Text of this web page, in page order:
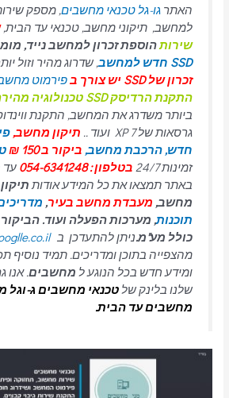
האתרגו-גל טכנאי מחשבים, מספק
למחשב, תיקוני מחשב, טכנאי עד הבית,
שירותהוספת זכרון למחשב נייד,
SSD חדש למחשב
, שדרוג מהיר וזול
זכרון של SSD יש צורך ב
פירמוט מחשב
התקנת הרדיסק SSD טכנולוגיה מהירה
גרסאות של 7 XP ועוד ..
תיקון מחשב,
חדש, הרכבת מחשב, ביקור ב 150 ₪
זמינות 24/7
בטלפון : 054-6341248
באתר תמצאו את כל המידע אודות תיקון
מחשב, מעבדת מחשב בעיר,
תוכנות, מערכות הפעלה ועוד.
כולל מע"מ.ניתן להתעדכן ב
מהצפייה בתוכן ומדריכים. תמיד נוסיף
ומידע חדש בכל הנוגע ל מחשבים. אנו
שלנו בלינק שלטכנאי מחשבים ג-וגל
מחשבים עד הבית.